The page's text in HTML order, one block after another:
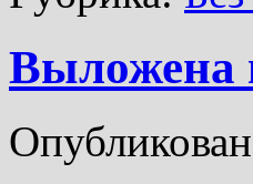
Выложена